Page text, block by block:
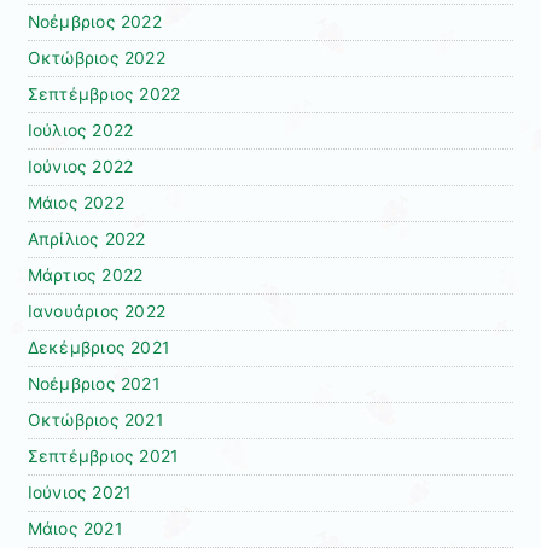
Νοέμβριος 2022
Οκτώβριος 2022
Σεπτέμβριος 2022
Ιούλιος 2022
Ιούνιος 2022
Μάιος 2022
Απρίλιος 2022
Μάρτιος 2022
Ιανουάριος 2022
Δεκέμβριος 2021
Νοέμβριος 2021
Οκτώβριος 2021
Σεπτέμβριος 2021
Ιούνιος 2021
Μάιος 2021